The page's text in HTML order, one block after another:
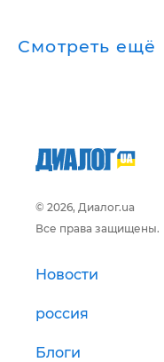
Смотреть ещё
© 2026, Диалог.ua
Все права защищены.
Новости
россия
Блоги